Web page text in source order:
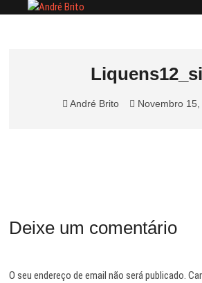
André Brito
PERFIL PROFISSIONAL
André Brito Novembro
Deixe um comentário
O seu endereço de email não será publicado.